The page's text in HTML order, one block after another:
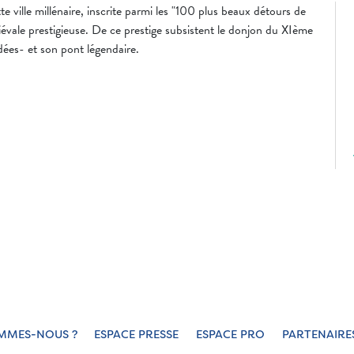
ville millénaire, inscrite parmi les "100 plus beaux détours de
prestigieuse. De ce prestige subsistent le donjon du XIème
et son pont légendaire.
NOUS ? ESPACE PRESSE ESPACE PRO